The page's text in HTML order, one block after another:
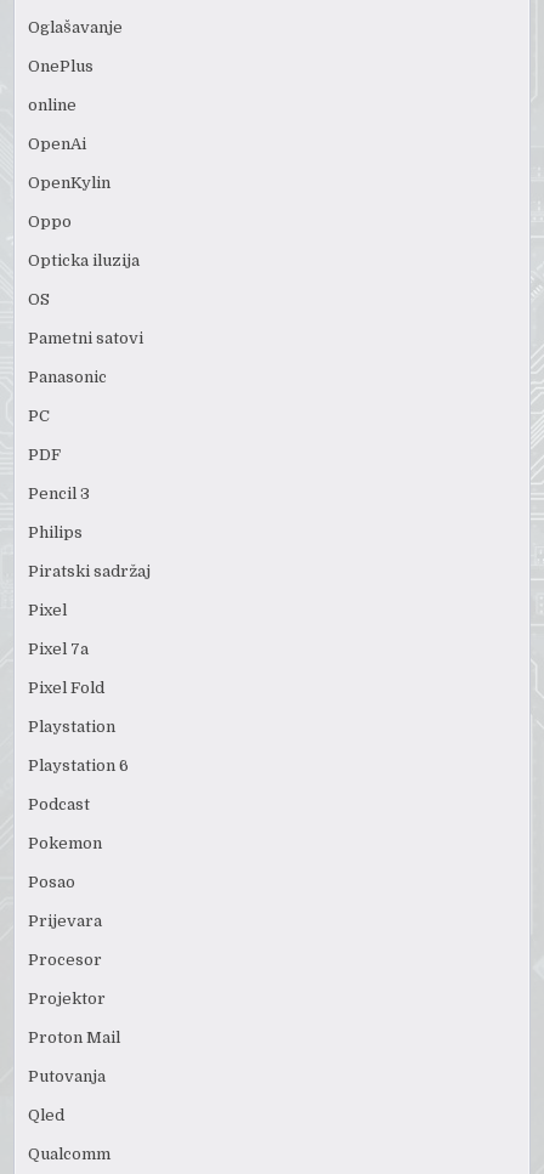
Oglašavanje
OnePlus
online
OpenAi
OpenKylin
Oppo
Opticka iluzija
OS
Pametni satovi
Panasonic
PC
PDF
Pencil 3
Philips
Piratski sadržaj
Pixel
Pixel 7a
Pixel Fold
Playstation
Playstation 6
Podcast
Pokemon
Posao
Prijevara
Procesor
Projektor
Proton Mail
Putovanja
Qled
Qualcomm